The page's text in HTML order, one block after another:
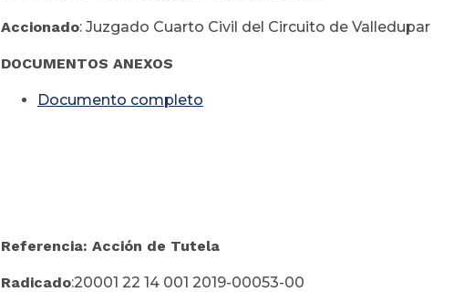
Accionado: Juzgado Cuarto Civil del Circuito de Valledupar
DOCUMENTOS ANEXOS
Documento completo
Mayo 08
Referencia: Acción de Tutela
Radicado:20001 22 14 001 2019-00053-00